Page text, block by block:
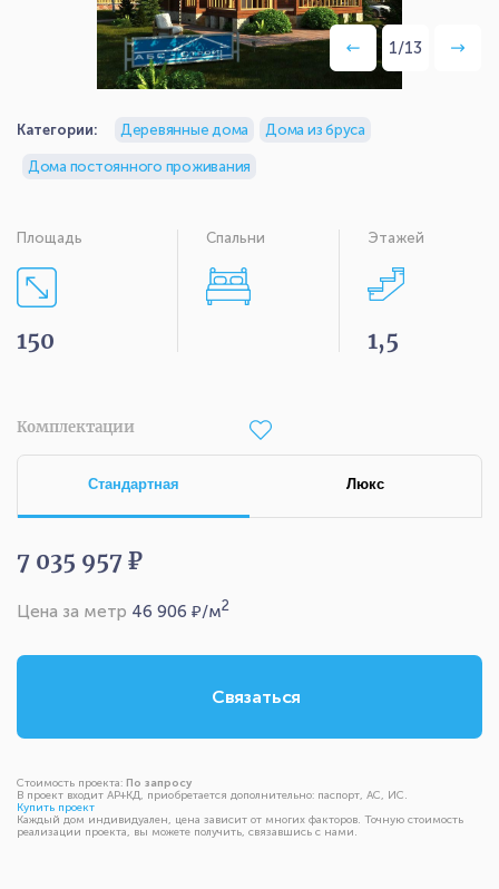
Категории: Деревянные дома Дома из бруса
Дома постоянного проживания
1/13
Площадь
150
Спальни Этажей
1,5
Комплектации
Стандартная Люкс
7 035 957 ₽
Цена за метр 46 906 ₽/м2
Связаться
Стоимость проекта: По запросу
В проект входит АР+КД, приобретается дополнительно: паспорт, АС, ИС.
Купить проект
Каждый дом индивидуален, цена зависит от многих факторов. Точную стоимость
реализации проекта, вы можете получить, связавшись с нами.